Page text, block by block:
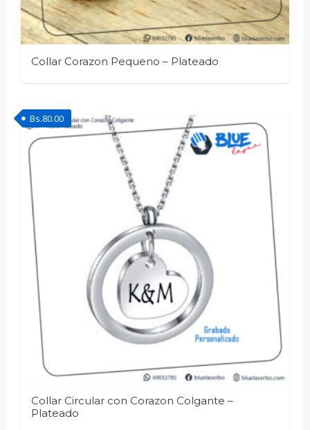
Collar Corazon Pequeno – Plateado
Collar Circular con Corazon Colgante –
Plateado
Bs.80.00